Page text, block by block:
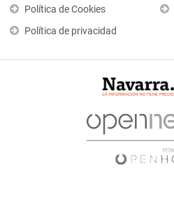
Política de Cookies
Política de privacidad